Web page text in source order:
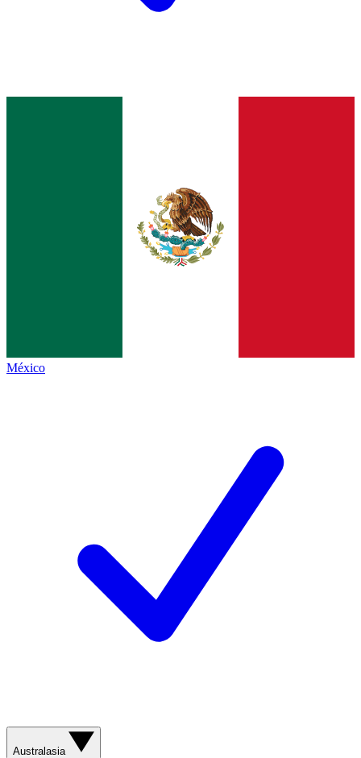
México
Australasia